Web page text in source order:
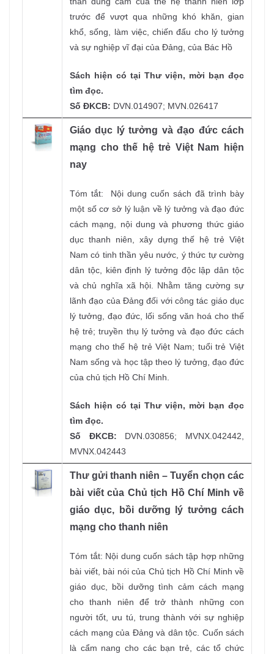
trước để vượt qua những khó khăn, gian
khổ, sống, làm việc, chiến đấu cho lý tưởng
và sự nghiệp vĩ đại của Đảng, của Bác Hồ
Sách hiện có tại Thư viện, mời bạn đọc
tìm đọc.
Số ĐKCB: DVN.014907; MVN.026417
Giáo dục lý tưởng và đạo đức cách
mạng cho thế hệ trẻ Việt Nam hiện
nay
Tóm tắt: Nội dung cuốn sách đã trình bày
một số cơ sở lý luận về lý tưởng và đạo đức
cách mạng, nội dung và phương thức giáo
dục thanh niên, xây dựng thế hệ trẻ Việt
Nam có tinh thần yêu nước, ý thức tự cường
dân tộc, kiên định lý tưởng độc lập dân tộc
và chủ nghĩa xã hội. Nhằm tăng cường sự
lãnh đạo của Đảng đối với công tác giáo dục
lý tưởng, đạo đức, lối sống văn hoá cho thế
hệ trẻ; truyền thụ lý tưởng và đạo đức cách
mạng cho thế hệ trẻ Việt Nam; tuổi trẻ Việt
Nam sống và học tập theo lý tưởng, đạo đức
của chủ tịch Hồ Chí Minh.
Sách hiện có tại Thư viện, mời bạn đọc
tìm đọc.
Số ĐKCB: DVN.030856; MVNX.042442,
MVNX.042443
Thư gửi thanh niên – Tuyển chọn các
bài viết của Chủ tịch Hồ Chí Minh về
giáo dục, bồi dưỡng lý tưởng cách
mạng cho thanh niên
Tóm tắt: Nội dung cuốn sách tập hợp những
bài viết, bài nói của Chủ tịch Hồ Chí Minh về
giáo dục, bồi dưỡng tình cảm cách mạng
cho thanh niên để trở thành những con
người tốt, ưu tú, trung thành với sự nghiệp
cách mạng của Đảng và dân tộc. Cuốn sách
là cẩm nang cho các bạn trẻ, các tổ chức